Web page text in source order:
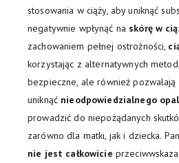
stosowania w ciąży, aby uniknąć
negatywnie wpłynąć na skórę w
zachowaniem pełnej ostrożności,
korzystając z alternatywnych
bezpieczne, ale również pozwalają
uniknąć nieodpowiedzialnego
prowadzić do niepożądanych
zarówno dla matki, jak i dziecka.
nie jest całkowicie